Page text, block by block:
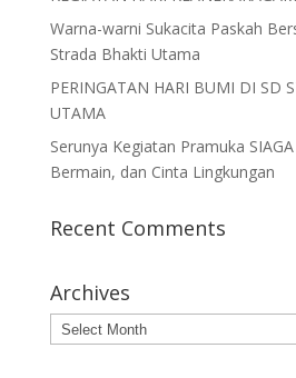
Warna-warni Sukacita Paskah
Strada Bhakti Utama
PERINGATAN HARI BUMI DI SD
UTAMA
Serunya Kegiatan Pramuka
Bermain, dan Cinta Lingkungan
Recent Comments
Archives
Archives